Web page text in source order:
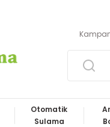
Otomatik
Sulama